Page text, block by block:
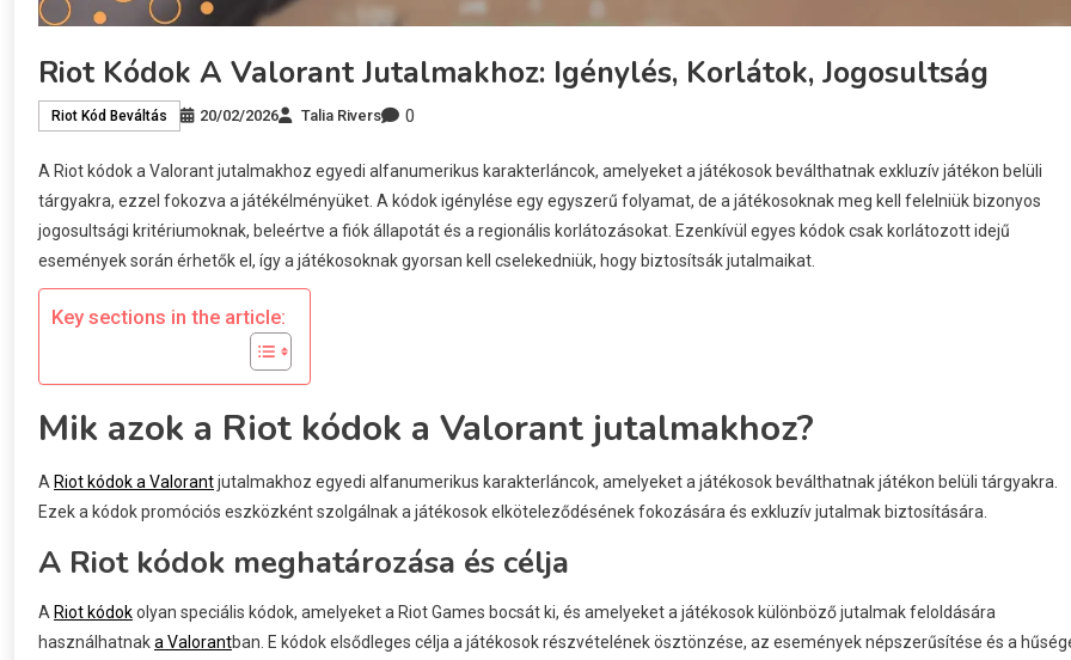
Riot Kódok A Valorant Jutalmakhoz: Igénylés, Korlátok, Jogosultság
Riot Kód Beváltás 20/02/2026 Talia Rivers 0
A Riot kódok a Valorant jutalmakhoz egyedi alfanumerikus karakterláncok, amelyeket a játékosok beválthatnak exkluzív játékon belüli
tárgyakra, ezzel fokozva a játékélményüket. A kódok igénylése egy egyszerű folyamat, de a játékosoknak meg kell felelniük bizonyos
jogosultsági kritériumoknak, beleértve a fiók állapotát és a regionális korlátozásokat. Ezenkívül egyes kódok csak korlátozott idejű
események során érhetők el, így a játékosoknak gyorsan kell cselekedniük, hogy biztosítsák jutalmaikat.
Key sections in the article:
Mik azok a Riot kódok a Valorant jutalmakhoz?
A Riot kódok a Valorantjutalmakhoz egyedi alfanumerikus karakterláncok, amelyeket a játékosok beválthatnak játékon belüli tárgyakra.
Ezek a kódok promóciós eszközként szolgálnak a játékosok elköteleződésének fokozására és exkluzív jutalmak biztosítására.
A Riot kódok meghatározása és célja
A Riot kódokolyan speciális kódok, amelyeket a Riot Games bocsát ki, és amelyeket a játékosok különböző jutalmak feloldására
használhatnaka Valorantban. E kódok elsődleges célja a játékosok részvételének ösztönzése, az események népszerűsítése és a